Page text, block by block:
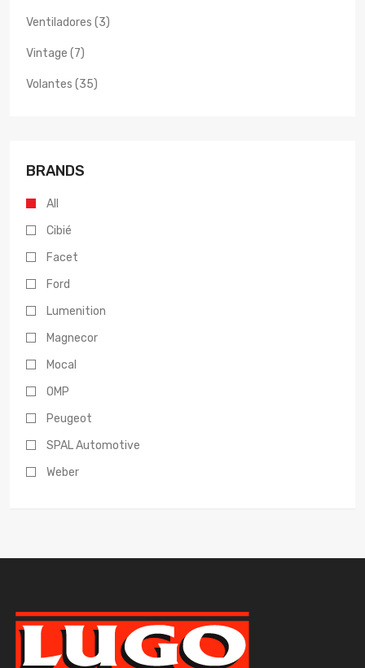
Ventiladores (3)
Vintage (7)
Volantes (35)
BRANDS
All
Cibié
Facet
Ford
Lumenition
Magnecor
Mocal
OMP
Peugeot
SPAL Automotive
Weber